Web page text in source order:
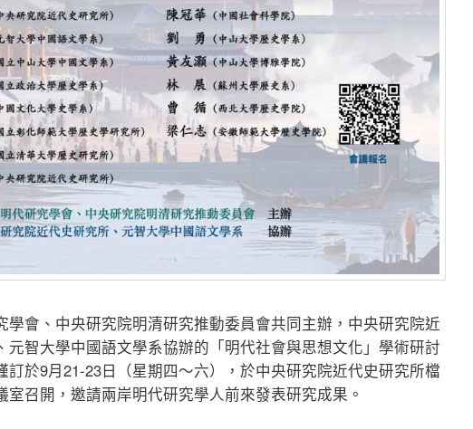
學會、中央研究院明清研究推動委員會共同主辦，中央研究院近
元智大學中國語文學系協辦的「明代社會與思想文化」學術研討
訂於9月21-23日（星期四～六），於中央研究院近代史研究所檔
室召開，邀請兩岸明代研究學人前來發表研究成果。